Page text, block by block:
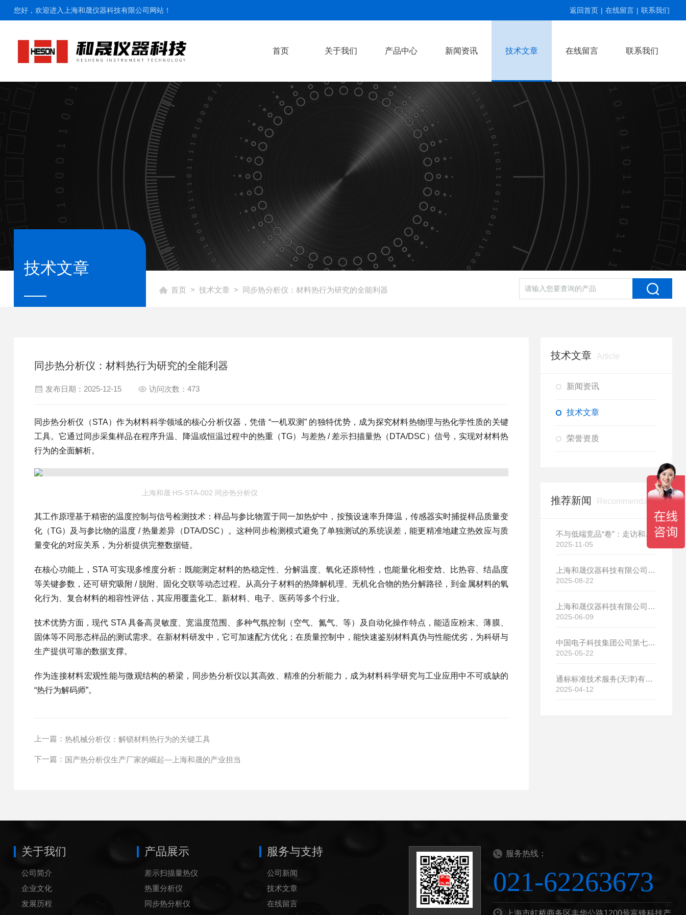
您好，欢迎进入上海和晟仪器科技有限公司网站！ 返回首页 | 在线留言 | 联系我们
首页 关于我们 产品中心 新闻资讯 技术文章 在线留言 联系我们
技术文章
首页 > 技术文章 > 同步热分析仪：材料热行为研究的全能利器
同步热分析仪：材料热行为研究的全能利器
发布日期：2025-12-15 访问次数：473
同步热分析仪（STA）作为材料科学领域的核心分析仪器，凭借 “一机双测” 的独特优势，成为探究材料热物理与热化学性质的关键
工具。它通过同步采集样品在程序升温、降温或恒温过程中的热重（TG）与差热 / 差示扫描量热（DTA/DSC）信号，实现对材料热
行为的全面解析。
上海和晟 HS-STA-002 同步热分析仪
其工作原理基于精密的温度控制与信号检测技术：样品与参比物置于同一加热炉中，按预设速率升降温，传感器实时捕捉样品质量变
化（TG）及与参比物的温度 / 热量差异（DTA/DSC）。这种同步检测模式避免了单独测试的系统误差，能更精准地建立热效应与质
量变化的对应关系，为分析提供完整数据链。
在核心功能上，STA 可实现多维度分析：既能测定材料的热稳定性、分解温度、氧化还原特性，也能量化相变焓、比热容、结晶度
等关键参数，还可研究吸附 / 脱附、固化交联等动态过程。从高分子材料的热降解机理、无机化合物的热分解路径，到金属材料的氧
化行为、复合材料的相容性评估，其应用覆盖化工、新材料、电子、医药等多个行业。
技术优势方面，现代 STA 具备高灵敏度、宽温度范围、多种气氛控制（空气、氮气、等）及自动化操作特点，能适应粉末、薄膜、
固体等不同形态样品的测试需求。在新材料研发中，它可加速配方优化；在质量控制中，能快速鉴别材料真伪与性能优劣，为科研与
生产提供可靠的数据支撑。
作为连接材料宏观性能与微观结构的桥梁，同步热分析仪以其高效、精准的分析能力，成为材料科学研究与工业应用中不可或缺的
“热行为解码师”。
上一篇： 热机械分析仪：解锁材料热行为的关键工具
下一篇： 国产热分析仪生产厂家的崛起—上海和晟的产业担当
技术文章 Article
新闻资讯
技术文章
荣誉资质
推荐新闻 Recommendation
不与低端竞品“卷”：走访和晟科技，探寻国产热分析如何行稳致远
2025-11-05
上海和晟仪器科技有限公司新厂开工大吉
2025-08-22
上海和晟仪器科技有限公司新厂开工大吉
2025-06-09
中国电子科技集团公司第七研究所选购我司差示扫描量热仪
2025-05-22
通标标准技术服务(天津)有限公司选购我司HS-DR-5导热系数测试仪
2025-04-12
关于我们
公司简介
企业文化
发展历程
产品展示
差示扫描量热仪
热重分析仪
同步热分析仪
服务与支持
公司新闻
技术文章
在线留言
服务热线：
021-62263673